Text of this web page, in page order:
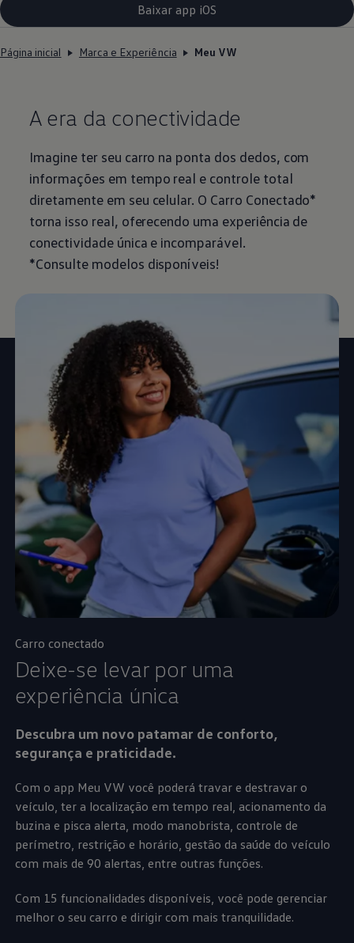
Baixar app iOS
Página inicial Marca e Experiência Meu VW
A era da conectividade
Imagine ter seu carro na ponta dos dedos, com
informações em tempo real e controle total
diretamente em seu celular. O Carro Conectado*
torna isso real, oferecendo uma experiência de
conectividade única e incomparável.
*Consulte modelos disponíveis!
Carro conectado
Deixe-se levar por uma
experiência única
Descubra um novo patamar de conforto,
segurança e praticidade.
Com o app Meu VW você poderá travar e destravar o
veículo, ter a localização em tempo real, acionamento da
buzina e pisca alerta, modo manobrista, controle de
perímetro, restrição e horário, gestão da saúde do veículo
com mais de 90 alertas, entre outras funções.
Com 15 funcionalidades disponíveis, você pode gerenciar
melhor o seu carro e dirigir com mais tranquilidade.